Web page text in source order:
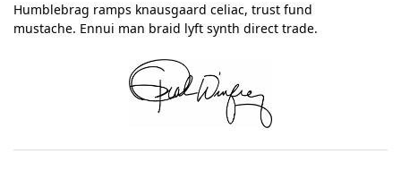
Humblebrag ramps knausgaard celiac, trust fund
mustache. Ennui man braid lyft synth direct trade.